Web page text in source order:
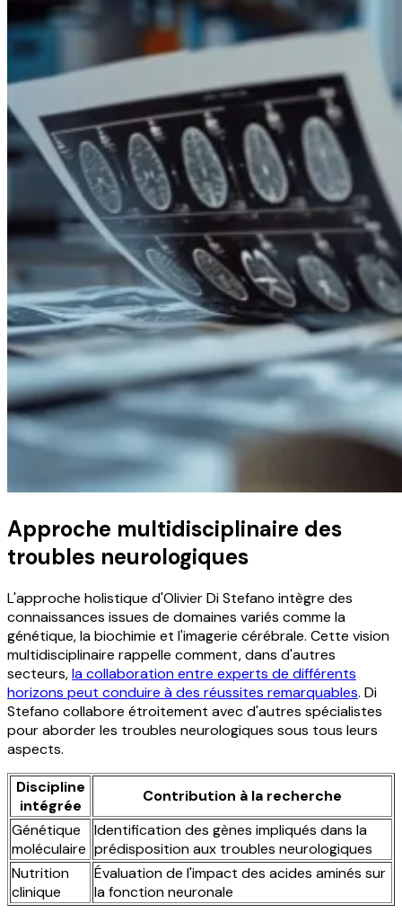
Approche multidisciplinaire des
troubles neurologiques
L'approche holistique d'Olivier Di Stefano intègre des
connaissances issues de domaines variés comme la
génétique, la biochimie et l'imagerie cérébrale. Cette vision
multidisciplinaire rappelle comment, dans d'autres
secteurs,la collaboration entre experts de différents
horizons peut conduire à des réussites remarquables. Di
Stefano collabore étroitement avec d'autres spécialistes
pour aborder les troubles neurologiques sous tous leurs
aspects.
Discipline
intégrée
Contribution à la recherche
Génétique
moléculaire
Identification des gènes impliqués dans la
prédisposition aux troubles neurologiques
Nutrition
clinique
Évaluation de l'impact des acides aminés sur
la fonction neuronale